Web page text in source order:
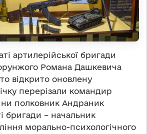
артилерійської бригади
Романа Дашкевича
відкрито оновлену
перерізали командир
полковник Андраник
бригади – начальник
морально-психологічного